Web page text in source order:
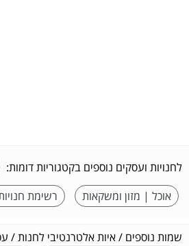
לחנויות ועסקים נוספים בקטגוריות דומות:
אוכל | מזון ומשקאות
רשימת
שמות נוספים / איות אלטרנטיבי לחנות /